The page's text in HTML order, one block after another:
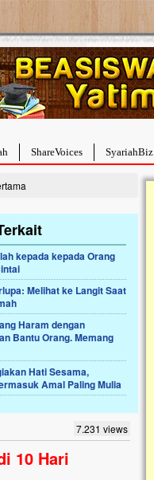
ShareVoices SyariahBiz
kepada kepada Orang
Melihat ke Langit Saat
Haram dengan
Bantu Orang. Memang
Hati Sesama,
Amal Paling Mulia
7.231 views
10 Hari
Mangkrak, Masjid di
di Kampung Cilumbu ini sungguh
Lima tahun mangkrak, kini nyaris
menghitam terpapar panas dan